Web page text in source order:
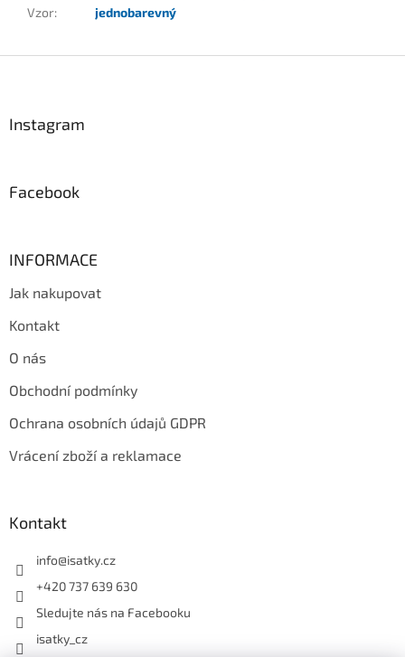
Vzor: jednobarevný
Instagram
Facebook
INFORMACE
Jak nakupovat
Kontakt
O nás
Obchodní podmínky
Ochrana osobních údajů GDPR
Vrácení zboží a reklamace
Kontakt
info@isatky.cz
+420 737 639 630
Sledujte nás na Facebooku
isatky_cz